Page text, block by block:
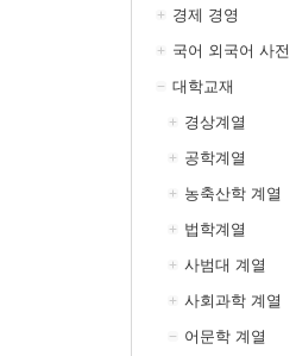
경제 경영
국어 외국어 사전
대학교재
경상계열
공학계열
농축산학 계열
법학계열
사범대 계열
사회과학 계열
어문학 계열